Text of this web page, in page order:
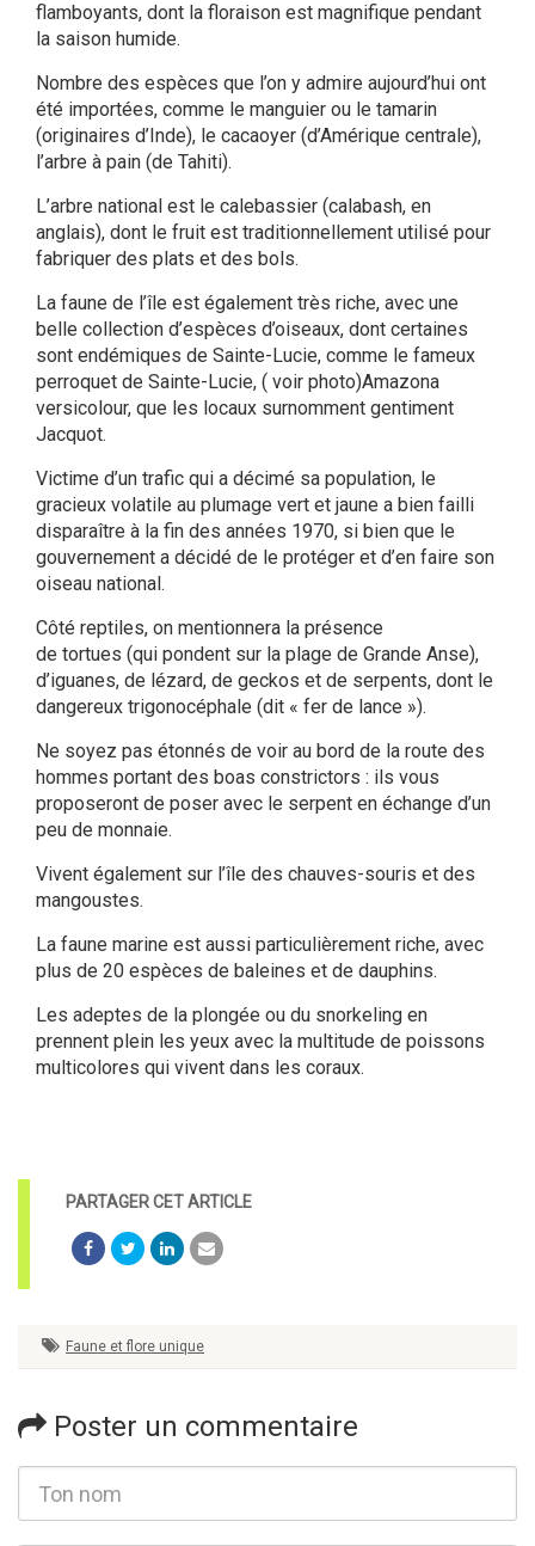
flamboyants, dont la floraison est magnifique pendant
la saison humide.
Nombre des espèces que l’on y admire aujourd’hui ont
été importées, comme le manguier ou le tamarin
(originaires d’Inde), le cacaoyer (d’Amérique centrale),
l’arbre à pain (de Tahiti).
L’arbre national est le calebassier (calabash, en
anglais), dont le fruit est traditionnellement utilisé pour
fabriquer des plats et des bols.
La faune de l’île est également très riche, avec une
belle collection d’espèces d’oiseaux, dont certaines
sont endémiques de Sainte-Lucie, comme le fameux
perroquet de Sainte-Lucie, ( voir photo)Amazona
versicolour, que les locaux surnomment gentiment
Jacquot.
Victime d’un trafic qui a décimé sa population, le
gracieux volatile au plumage vert et jaune a bien failli
disparaître à la fin des années 1970, si bien que le
gouvernement a décidé de le protéger et d’en faire son
oiseau national.
Côté reptiles, on mentionnera la présence
de tortues (qui pondent sur la plage de Grande Anse),
d’iguanes, de lézard, de geckos et de serpents, dont le
dangereux trigonocéphale (dit « fer de lance »).
Ne soyez pas étonnés de voir au bord de la route des
hommes portant des boas constrictors : ils vous
proposeront de poser avec le serpent en échange d’un
peu de monnaie.
Vivent également sur l’île des chauves-souris et des
mangoustes.
La faune marine est aussi particulièrement riche, avec
plus de 20 espèces de baleines et de dauphins.
Les adeptes de la plongée ou du snorkeling en
prennent plein les yeux avec la multitude de poissons
multicolores qui vivent dans les coraux.
Faune et flore unique
Poster un commentaire